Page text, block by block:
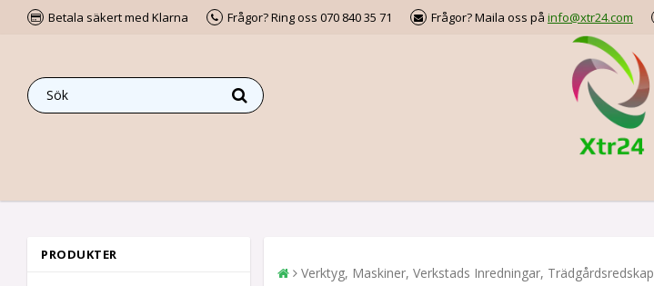
Betala säkert med Klarna Frågor? Ring oss 070 840 35 71 Frågor? Maila oss på info@xtr24.com
PRODUKTER
Verktyg, Maskiner, Verkstads Inredningar, Trädgårdsredskap